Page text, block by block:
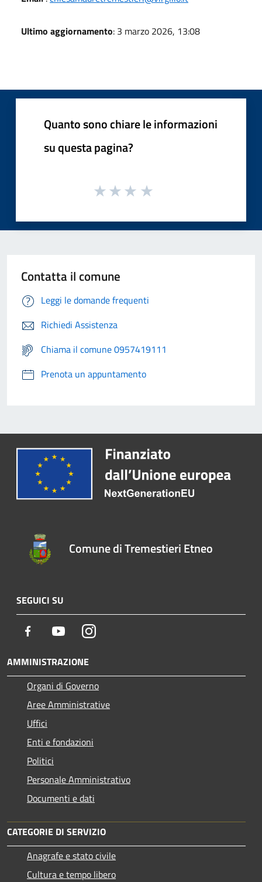
Ultimo aggiornamento: 3 marzo 2026, 13:08
Quanto sono chiare le informazioni
su questa pagina?
Contatta il comune
Leggi le domande frequenti
Richiedi Assistenza
Chiama il comune 0957419111
Prenota un appuntamento
Comune di Tremestieri Etneo
SEGUICI SU
Facebook YoutubeInstagram
AMMINISTRAZIONE
Organi di Governo
Aree Amministrative
Uffici
Enti e fondazioni
Politici
Personale Amministrativo
Documenti e dati
CATEGORIE DI SERVIZIO
Anagrafe e stato civile
Cultura e tempo libero